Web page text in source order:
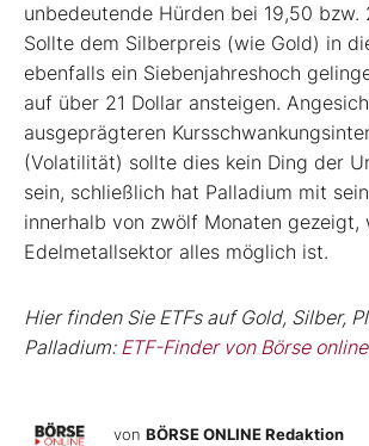
unbedeutende Hürden bei 19,50 bzw.
Sollte dem Silberpreis (wie Gold) in
ebenfalls ein Siebenjahreshoch
auf über 21 Dollar ansteigen.
ausgeprägteren
(Volatilität) sollte dies kein Ding der
sein, schließlich hat Palladium mit
innerhalb von zwölf Monaten gezeigt,
Edelmetallsektor alles möglich ist.
Hier finden Sie ETFs auf Gold, Silber,
Palladium: ETF-Finder von Börse online
von BÖRSE ONLINE Redaktion